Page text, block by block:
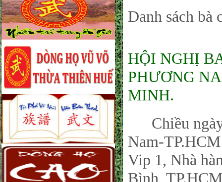
Danh sách bà
HỘI NGHỊ
PHƯƠNG
MINH.
Chiều ngày
Nam-
Vip 1, Nhà
Bình,